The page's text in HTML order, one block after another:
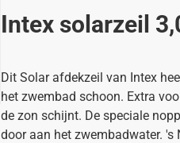
Intex solarzeil
Dit Solar afdekzeil van Intex
het zwembad schoon. Extra
de zon schijnt. De speciale
door aan het zwembadwater.